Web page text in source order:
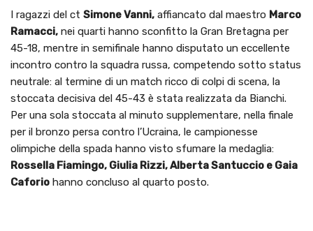
I ragazzi del ct Simone Vanni, affiancato dal maestro Marco
Ramacci, nei quarti hanno sconfitto la Gran Bretagna per
45-18, mentre in semifinale hanno disputato un eccellente
incontro contro la squadra russa, competendo sotto status
neutrale: al termine di un match ricco di colpi di scena, la
stoccata decisiva del 45-43 è stata realizzata da Bianchi.
Per una sola stoccata al minuto supplementare, nella finale
per il bronzo persa contro l’Ucraina, le campionesse
olimpiche della spada hanno visto sfumare la medaglia:
Rossella Fiamingo, Giulia Rizzi, Alberta Santuccio e Gaia
Caforio hanno concluso al quarto posto.